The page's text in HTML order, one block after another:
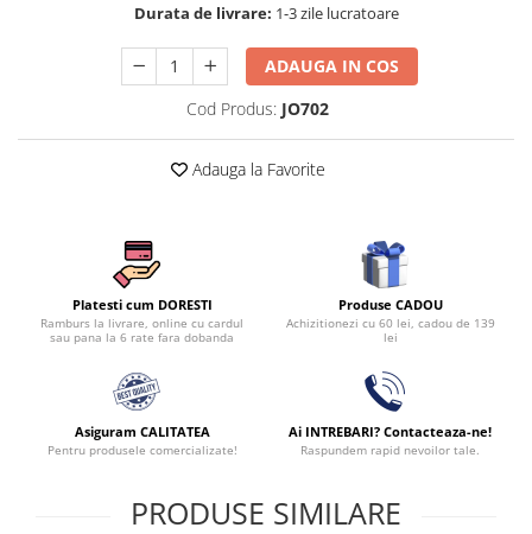
Set Lenjerie Pat Blanita Iepure, 6
Lenjerii De Pat Premium Collection
Set Lenjerie De Pat, 7 Piese, Cu
Pilota / Cuvertura Inclusa
Set Lenjerie De Pat Jacquard Regal,
Lenjerii De Pat, Finet Premium, 1
Lenjerii De Pat Damasc 1 Persoana
Durata de livrare: 1-3 zile lucratoare
ADAUGA IN COS
Cod Produs: JO702
Adauga la Favorite
Platesti cum DORESTI
Ramburs la livrare, online cu cardul
sau pana la 6 rate fara dobanda
Produse CADOU
Achizitionezi cu 60 lei, cadou de 139
lei
Asiguram CALITATEA
Pentru produsele comercializate!
Ai INTREBARI? Contacteaza-ne!
Raspundem rapid nevoilor tale.
PRODUSE SIMILARE